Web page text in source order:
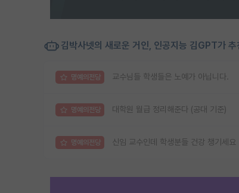
김박사넷의 새로운 거인, 인공지능 김GPT가
명예의전당 교수님들 학생들은 노예가 아닙니다.
명예의전당 대학원 월급 정리해준다 (공대 기준)
명예의전당 신임 교수인데 학생분들 건강 챙기세요